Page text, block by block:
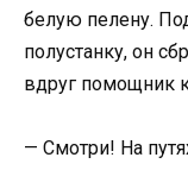
белую пелену.
полустанку, он
вдруг помощник
— Смотри! На